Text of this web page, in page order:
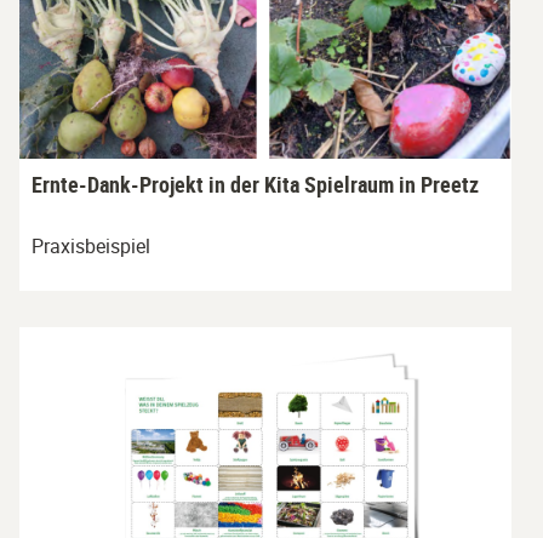
Ernte-Dank-Projekt in der Kita Spielraum in Preetz
Praxisbeispiel